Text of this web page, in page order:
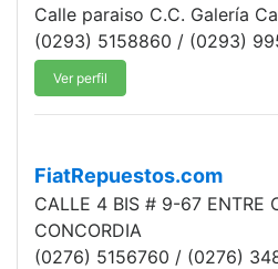
Calle paraiso C.C. Galería
(0293) 5158860 / (0293)
Ver perfil
FiatRepuestos.com
CALLE 4 BIS # 9-67 ENTRE
CONCORDIA
(0276) 5156760 / (0276)